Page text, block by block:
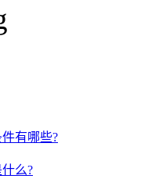
有哪些?
么?